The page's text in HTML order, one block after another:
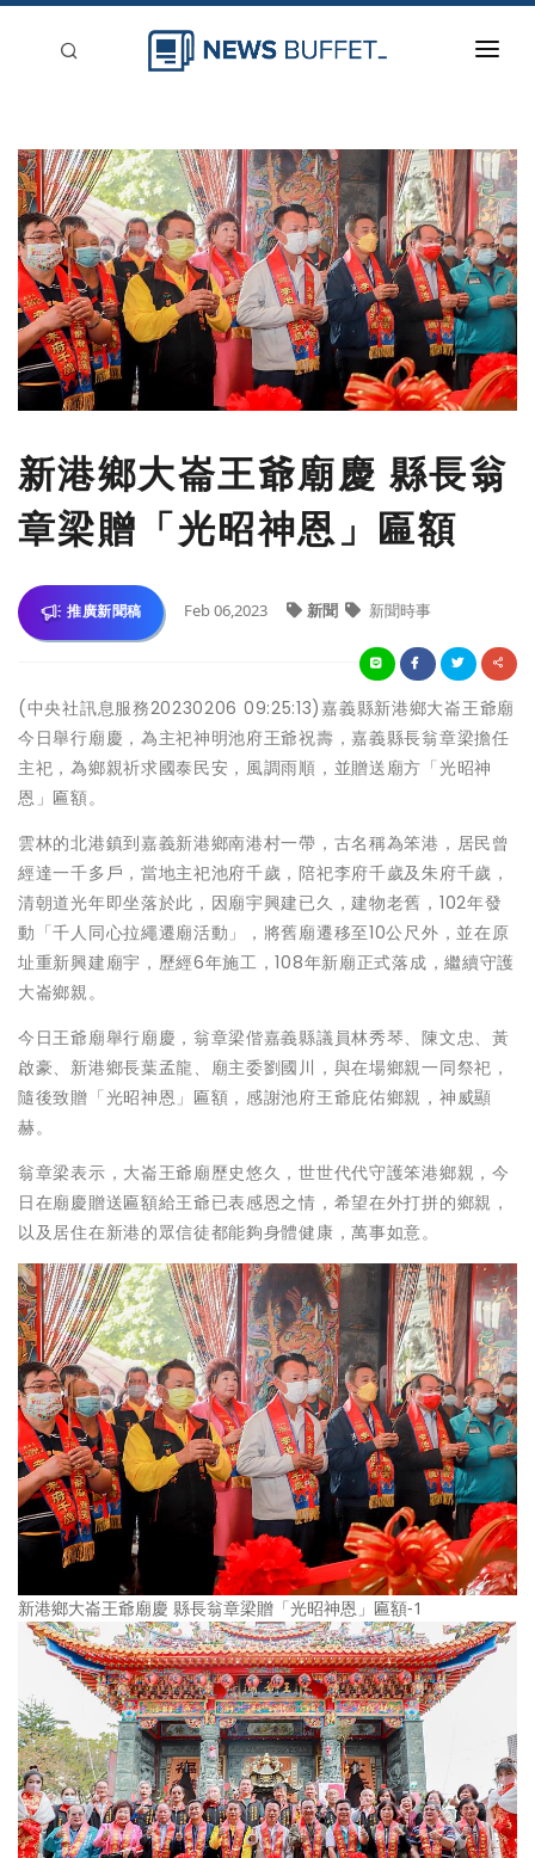
新聞稿分類
登入
刊登
新港鄉大崙王爺廟慶 縣長翁
章梁贈「光昭神恩」匾額
推廣新聞稿 Feb 06,2023 新聞 新聞時事
(中央社訊息服務20230206 09:25:13)嘉義縣新港鄉大崙王爺廟
今日舉行廟慶，為主祀神明池府王爺祝壽，嘉義縣長翁章梁擔任
主祀，為鄉親祈求國泰民安，風調雨順，並贈送廟方「光昭神
恩」匾額。
雲林的北港鎮到嘉義新港鄉南港村一帶，古名稱為笨港，居民曾
經達一千多戶，當地主祀池府千歲，陪祀李府千歲及朱府千歲，
清朝道光年即坐落於此，因廟宇興建已久，建物老舊，102年發
動「千人同心拉繩遷廟活動」，將舊廟遷移至10公尺外，並在原
址重新興建廟宇，歷經6年施工，108年新廟正式落成，繼續守護
大崙鄉親。
今日王爺廟舉行廟慶，翁章梁偕嘉義縣議員林秀琴、陳文忠、黃
啟豪、新港鄉長葉孟龍、廟主委劉國川，與在場鄉親一同祭祀，
隨後致贈「光昭神恩」匾額，感謝池府王爺庇佑鄉親，神威顯
赫。
翁章梁表示，大崙王爺廟歷史悠久，世世代代守護笨港鄉親，今
日在廟慶贈送匾額給王爺已表感恩之情，希望在外打拼的鄉親，
以及居住在新港的眾信徒都能夠身體健康，萬事如意。
新港鄉大崙王爺廟慶 縣長翁章梁贈「光昭神恩」匾額-1